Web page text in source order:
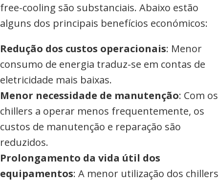
free-cooling são substanciais. Abaixo estão
alguns dos principais benefícios económicos:
Redução dos custos operacionais: Menor
consumo de energia traduz-se em contas de
eletricidade mais baixas.
Menor necessidade de manutenção: Com os
chillers a operar menos frequentemente, os
custos de manutenção e reparação são
reduzidos.
Prolongamento da vida útil dos
equipamentos: A menor utilização dos chillers